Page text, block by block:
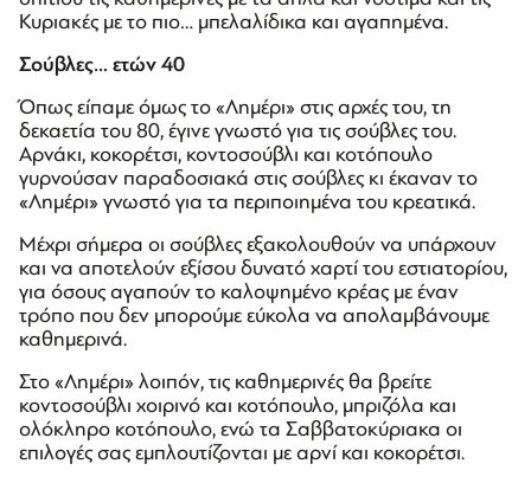
Κυριακές με το πιο… μπελαλίδικα και αγαπημένα.
Σούβλες… ετών 40
Όπως είπαμε όμως το «Λημέρι» στις αρχές του, τη
δεκαετία του 80, έγινε γνωστό για τις σούβλες του.
Αρνάκι, κοκορέτσι, κοντοσούβλι και κοτόπουλο
γυρνούσαν παραδοσιακά στις σούβλες κι έκαναν το
«Λημέρι» γνωστό για τα περιποιημένα του κρεατικά.
Μέχρι σήμερα οι σούβλες εξακολουθούν να υπάρχουν
και να αποτελούν εξίσου δυνατό χαρτί του εστιατορίου,
για όσους αγαπούν το καλοψημένο κρέας με έναν
τρόπο που δεν μπορούμε εύκολα να απολαμβάνουμε
καθημερινά.
Στο «Λημέρι» λοιπόν, τις καθημερινές θα βρείτε
κοντοσούβλι χοιρινό και κοτόπουλο, μπριζόλα και
ολόκληρο κοτόπουλο, ενώ τα Σαββατοκύριακα οι
επιλογές σας εμπλουτίζονται με αρνί και κοκορέτσι.